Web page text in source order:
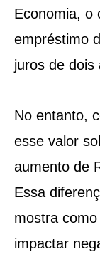
Economia, o
empréstimo
juros de dois
No entanto,
esse valor
aumento de
Essa
mostra
impactar